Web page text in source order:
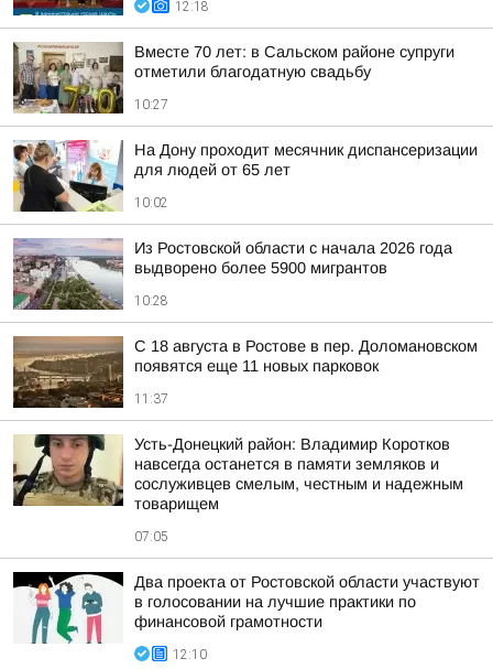
12:18
Вместе 70 лет: в Сальском районе супруги
отметили благодатную свадьбу
10:27
На Дону проходит месячник диспансеризации
для людей от 65 лет
10:02
Из Ростовской области с начала 2026 года
выдворено более 5900 мигрантов
10:28
С 18 августа в Ростове в пер. Доломановском
появятся еще 11 новых парковок
11:37
Усть-Донецкий район: Владимир Коротков
навсегда останется в памяти земляков и
сослуживцев смелым, честным и надежным
товарищем
07:05
Два проекта от Ростовской области участвуют
в голосовании на лучшие практики по
финансовой грамотности
12:10